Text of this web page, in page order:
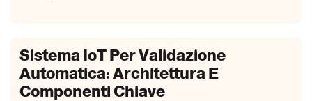
Sistema IoT Per Validazione
Automatica: Architettura E
Componenti Chiave